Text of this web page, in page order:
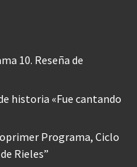
10. Reseña de
historia «Fue cantando
Programa, Ciclo
Rieles”